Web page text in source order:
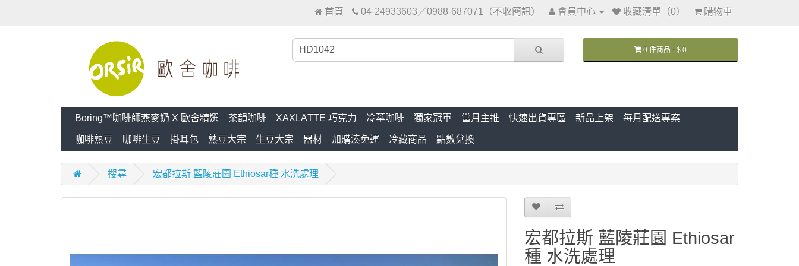
首頁 04-24933603／0988-687071（不收簡訊） 會員中心 收藏清單（0） 購物車
0 件商品 - $ 0
Boring™咖啡師燕麥奶 X 歐舍精選 茶韻咖啡 XAXLĀTTE 巧克力 冷萃咖啡 獨家冠軍 當月主推 快速出貨專區 新品上架 每月配送專案
咖啡熟豆 咖啡生豆 掛耳包 熟豆大宗 生豆大宗 器材 加購湊免運 冷藏商品 點數兌換
搜尋 宏都拉斯 藍陵莊園 Ethiosar種 水洗處理
宏都拉斯 藍陵莊園 Ethiosar
種 水洗處理